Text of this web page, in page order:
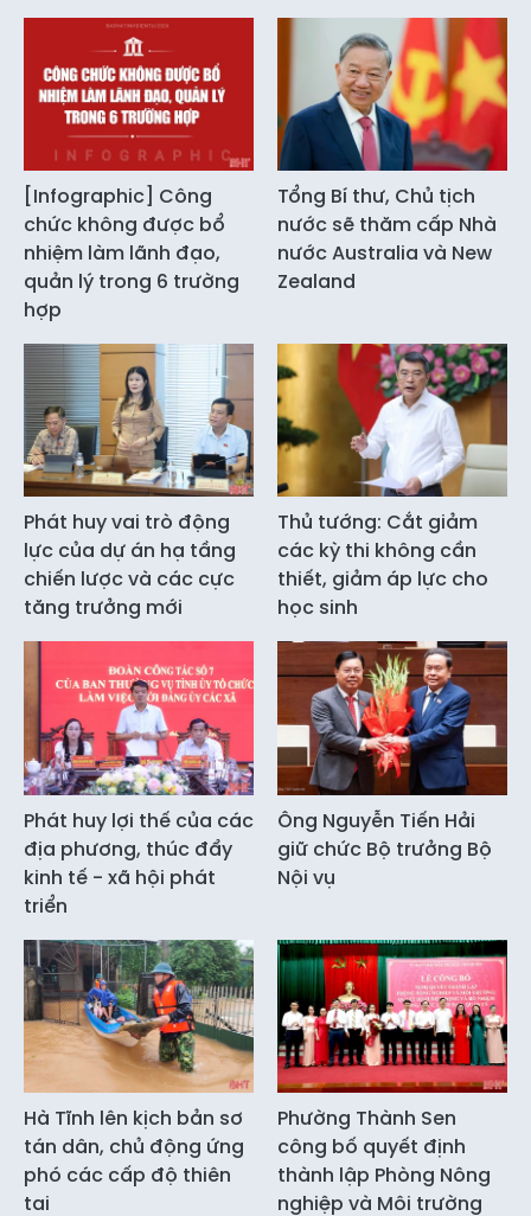
[Infographic] Công
chức không được bổ
nhiệm làm lãnh đạo,
quản lý trong 6 trường
hợp
Tổng Bí thư, Chủ tịch
nước sẽ thăm cấp Nhà
nước Australia và New
Zealand
Phát huy vai trò động
lực của dự án hạ tầng
chiến lược và các cực
tăng trưởng mới
Thủ tướng: Cắt giảm
các kỳ thi không cần
thiết, giảm áp lực cho
học sinh
Phát huy lợi thế của các
địa phương, thúc đẩy
kinh tế - xã hội phát
triển
Ông Nguyễn Tiến Hải
giữ chức Bộ trưởng Bộ
Nội vụ
Hà Tĩnh lên kịch bản sơ
tán dân, chủ động ứng
phó các cấp độ thiên
tai
Phường Thành Sen
công bố quyết định
thành lập Phòng Nông
nghiệp và Môi trường